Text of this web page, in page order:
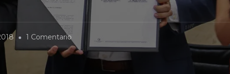
1 Comentario
Firman